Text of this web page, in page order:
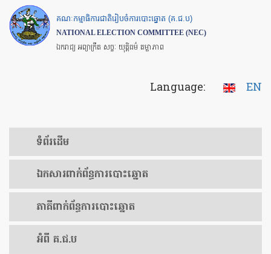
Skip
to
main
គណៈកម្មាធិការជាតិរៀបចំការបោះឆ្នោត (គ.ជ.ប)
NATIONAL ELECTION COMMITTEE (NEC)
ឯករាជ្យ អព្យាក្រឹត សច្ចៈ យុត្តិធម៌ តម្លាភាព
Language: EN
ទំព័រ​ដើម
ឯកសារ​ពាក់ព័ន្ធ​ការ​បោះឆ្នោត
​ភាគីពាក់ព័ន្ធ​​ការ​បោះឆ្នោត
អំពី គ.ជ.ប